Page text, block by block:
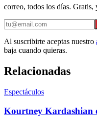
correo, todos los días. Gratis,
Al suscribirte aceptas nuestro
baja cuando quieras.
Relacionadas
Espectáculos
Kourtney Kardashian